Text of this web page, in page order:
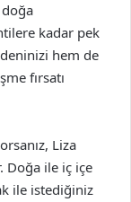
doğa
kadar pek
hem de
fırsatı
Liza
Doğa ile iç içe
ile istediğiniz